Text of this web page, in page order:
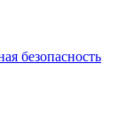
безопасность